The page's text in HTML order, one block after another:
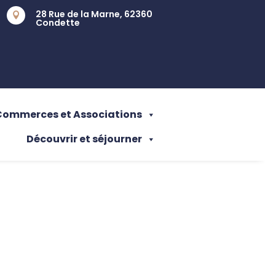
 28 Rue de la Marne, 62360
Condette
et Associations
Découvrir et séjourner